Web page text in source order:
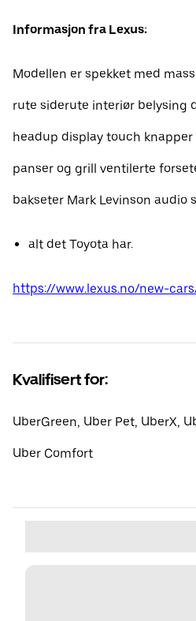
Informasjon fra Lexus:
Modellen er spekket med
rute siderute interiør belysing
headup display touch
panser og grill ventilerte
bakseter Mark Levinson audio
alt det Toyota har.
https://www.lexus.no/new-
Kvalifisert for:
UberGreen, Uber Pet, UberX,
Uber Comfort